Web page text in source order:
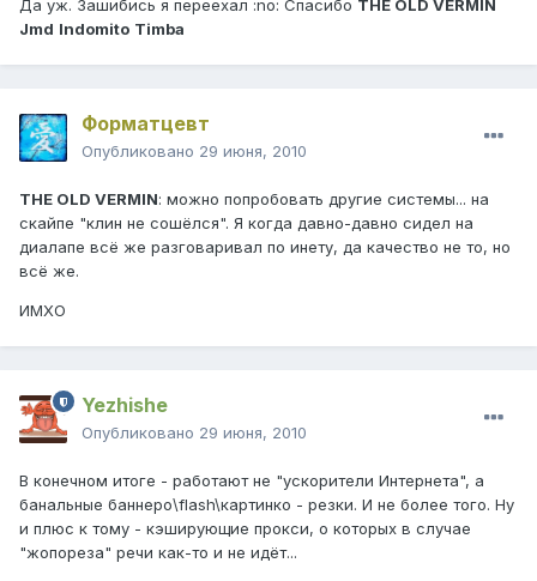
Да уж. Зашибись я переехал :no: Спасибо THE OLD VERMIN
Jmd Indomito Timba
Форматцевт
Опубликовано 29 июня, 2010
THE OLD VERMIN: можно попробовать другие системы... на
скайпе "клин не сошёлся". Я когда давно-давно сидел на
диалапе всё же разговаривал по инету, да качество не то, но
всё же.
ИМХО
Yezhishe
Опубликовано 29 июня, 2010
В конечном итоге - работают не "ускорители Интернета", а
банальные баннеро\flash\картинко - резки. И не более того. Ну
и плюс к тому - кэширующие прокси, о которых в случае
"жопореза" речи как-то и не идёт...